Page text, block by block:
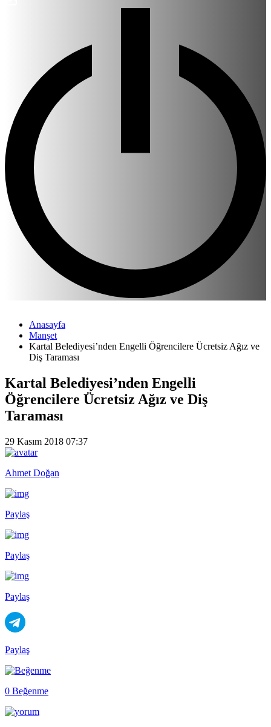
Anasayfa
Manşet
Kartal Belediyesi’nden Engelli Öğrencilere Ücretsiz Ağız ve
Diş Taraması
Kartal Belediyesi’nden Engelli
Öğrencilere Ücretsiz Ağız ve Diş
Taraması
29 Kasım 2018 07:37
Ahmet Doğan
Paylaş
Paylaş
Paylaş
Paylaş
0 Beğenme